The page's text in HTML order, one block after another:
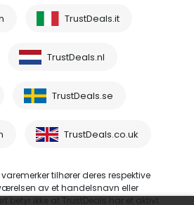
TrustDeals.it
TrustDeals.nl
TrustDeals.se
TrustDeals.co.uk
tilhører deres respektive
av et handelsnavn eller